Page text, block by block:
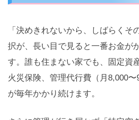
「決めきれないから、しばらくそ
択が、長い目で見ると一番お金が
す。誰も住まない家でも、固定資
火災保険、管理代行費（月8,000
が毎年かかり続けます。